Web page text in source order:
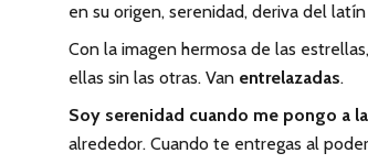
en su origen, serenidad, deriva del latín
Con la imagen hermosa de las
ellas sin las otras. Van entrelazadas.
Soy serenidad cuando me pongo a
alrededor. Cuando te entregas al